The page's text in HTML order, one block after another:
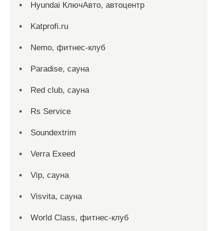
Hyundai КлючАвто, автоцентр
Katprofi.ru
Nemo, фитнес-клуб
Paradise, сауна
Red сlub, сауна
Rs Service
Soundextrim
Verra Exeed
Vip, сауна
Visvita, сауна
World Class, фитнес-клуб